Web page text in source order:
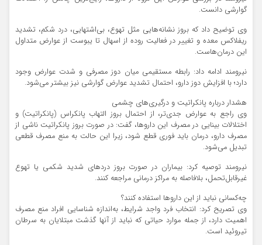
گوارشی دانست.
وی توضیح داد که بروز نشانه‌هایی مثل تهوع، بی‌اشتهایی، درد شکم، تشدید
ریفلاکس معده و تغییر در فعالیت روده از اسهال تا یبوست از عوارض متداول
این درمان‌هاست.
نیرومند ادامه داد: رابطه مستقیمی میان دوز مصرفی و شدت عوارض وجود
دارد؛ با افزایش دوز دارو، احتمال تشدید عوارض گوارشی نیز بیشتر می‌شود.
هشدار درباره پانکراتیت و درگیری‌های چشمی
وی راجع به عوارض جدی‌تر، از احتمال بروز التهاب پانکراس (پانکراتیت) و
اختلالات بینایی در مصرف این داروها، گفت: در صورت بروز پانکراتیت ناشی از
مصرف دارو، درمان باید فوری قطع شود، زیرا این حالت به منع مصرف قطعی
تبدیل می‌شود.
نیرومند توصیه کرد: بیماران در صورت بروز درد‌های شدید شکمی یا تهوع
غیرقابل‌تحمل، بلافاصله به مراکز درمانی مراجعه کنند.
چه‌کسانی نباید از این دارو‌ها استفاده کنند؟
وی تصریح کرد: انتخاب فرد واجد شرایط، به‌اندازه شناسایی افراد منع مصرف
اهمیت دارد، از جمله موارد حیاتی که نباید از آنها گذشت مبتلایان به سرطان
تیروئید است.